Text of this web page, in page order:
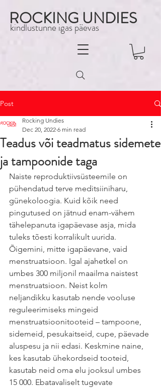
ROCKING UNDIES
kindlustunne igas päevas
Post
Teadus või teadmatus sidemete
ja tampoonide taga
Rocking Undies
Dec 20, 2022 6 min read
Naiste reproduktiivsüsteemile on
pühendatud terve meditsiiniharu,
günekoloogia. Kuid kõik need
pingutused on jätnud enam-vähem
tähelepanuta igapäevase asja, mida
tuleks tõesti korralikult uurida.
Õigemini, mitte igapäevane, vaid
menstruatsioon. Igal ajahetkel on
umbes 300 miljonil maailma naistest
menstruatsioon. Neist kolm
neljandikku kasutab nende vooluse
reguleerimiseks mingeid
menstruatsioonitooteid – tampoone,
sidemeid, pesukaitseid, cupe, päevade
aluspesu ja nii edasi. Keskmine naine,
kes kasutab ühekordseid tooteid,
kasutab neid oma elu jooksul umbes
15 000. Ebatavaliselt tugevate